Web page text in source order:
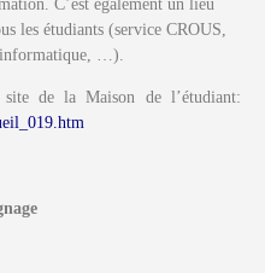
C’est également un lieu
les étudiants (service CROUS,
…).
de la Maison de l’étudiant: